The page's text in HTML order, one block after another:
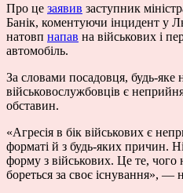
Про це заявив заступник
Банік, коментуючи інцидент у
натовп напав на військових і
автомобіль.
За словами посадовця, будь-яке
військовослужбовців є
обставин.
«Агресія в бік військових є
форматі й з будь-яких причин.
форму з військових. Це те, чого
бореться за своє існування», —